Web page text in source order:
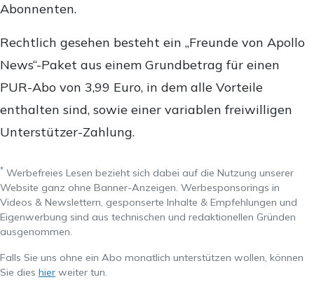
Abonnenten.
Rechtlich gesehen besteht ein „Freunde von Apollo
News“-Paket aus einem Grundbetrag für einen
PUR-Abo von 3,99 Euro, in dem alle Vorteile
enthalten sind, sowie einer variablen freiwilligen
Unterstützer-Zahlung.
* Werbefreies Lesen bezieht sich dabei auf die Nutzung unserer
Website ganz ohne Banner-Anzeigen. Werbesponsorings in
Videos & Newslettern, gesponserte Inhalte & Empfehlungen und
Eigenwerbung sind aus technischen und redaktionellen Gründen
ausgenommen.
Falls Sie uns ohne ein Abo monatlich unterstützen wollen, können
Sie dies hier weiter tun.